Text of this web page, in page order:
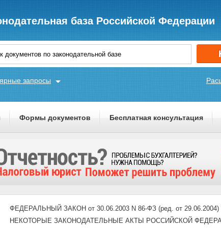
база Российской Федерации
запросы
Формы документов Бесплатная консультация
ФЕДЕРАЛЬНЫЙ ЗАКОН от 30.06.2003 N 86-ФЗ (ред. от
НЕКОТОРЫЕ ЗАКОНОДАТЕЛЬНЫЕ АКТЫ РОССИЙСКОЙ